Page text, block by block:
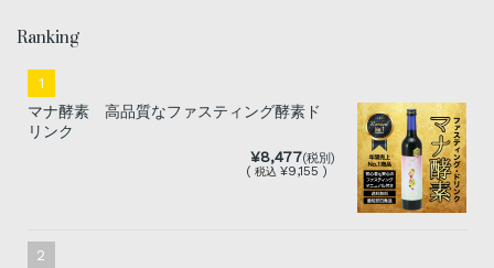
Ranking
マナ酵素 高品質なファスティング酵素ド
リンク
¥8,477(税別)
( 税込 ¥9,155 )